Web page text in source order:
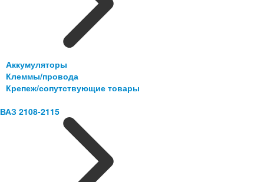
Аккумуляторы
Клеммы/провода
Крепеж/сопутствующие товары
ВАЗ 2108-2115